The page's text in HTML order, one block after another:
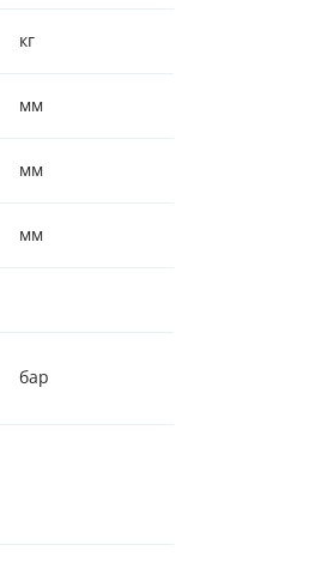
кг
мм
мм
мм
бар